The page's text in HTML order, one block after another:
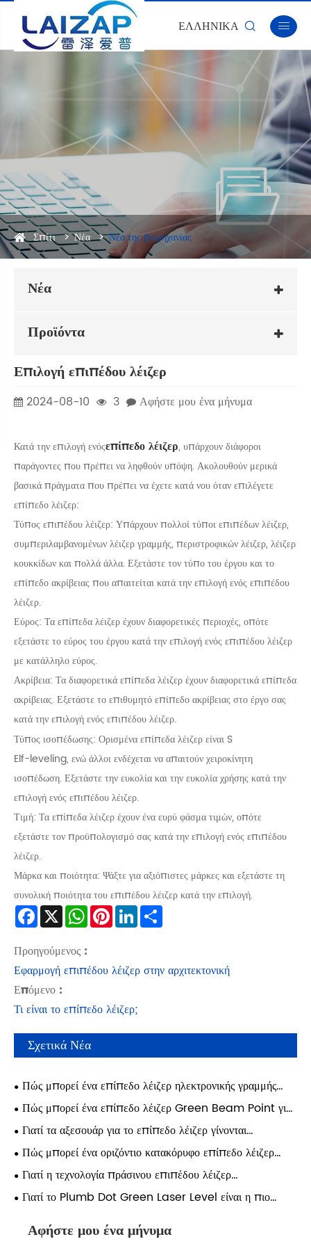
ΕΛΛΗΝΙΚΆ  
Σπίτι Νέα Νέα της βιομηχανίας
Νέα
Προϊόντα
Επιλογή επιπέδου λέιζερ
2024-08-10 3 Αφήστε μου ένα μήνυμα
Κατά την επιλογή ενόςεπίπεδο λέιζερ, υπάρχουν διάφοροι
παράγοντες που πρέπει να ληφθούν υπόψη. Ακολουθούν μερικά
βασικά πράγματα που πρέπει να έχετε κατά νου όταν επιλέγετε
επίπεδο λέιζερ:
Τύπος επιπέδου λέιζερ: Υπάρχουν πολλοί τύποι επιπέδων λέιζερ,
συμπεριλαμβανομένων λέιζερ γραμμής, περιστροφικών λέιζερ, λέιζερ
κουκκίδων και πολλά άλλα. Εξετάστε τον τύπο του έργου και το
επίπεδο ακρίβειας που απαιτείται κατά την επιλογή ενός επιπέδου
λέιζερ.
Εύρος: Τα επίπεδα λέιζερ έχουν διαφορετικές περιοχές, οπότε
εξετάστε το εύρος του έργου κατά την επιλογή ενός επιπέδου λέιζερ
με κατάλληλο εύρος.
Ακρίβεια: Τα διαφορετικά επίπεδα λέιζερ έχουν διαφορετικά επίπεδα
ακρίβειας. Εξετάστε το επιθυμητό επίπεδο ακρίβειας στο έργο σας
κατά την επιλογή ενός επιπέδου λέιζερ.
Τύπος ισοπέδωσης: Ορισμένα επίπεδα λέιζερ είναι S
Elf-leveling, ενώ άλλοι ενδέχεται να απαιτούν χειροκίνητη
ισοπέδωση. Εξετάστε την ευκολία και την ευκολία χρήσης κατά την
επιλογή ενός επιπέδου λέιζερ.
Τιμή: Τα επίπεδα λέιζερ έχουν ένα ευρύ φάσμα τιμών, οπότε
εξετάστε τον προϋπολογισμό σας κατά την επιλογή ενός επιπέδου
λέιζερ.
Μάρκα και ποιότητα: Ψάξτε για αξιόπιστες μάρκες και εξετάστε τη
συνολική ποιότητα του επιπέδου λέιζερ κατά την επιλογή.
Facebook
X WhatsApp
Pinterest
LinkedIn
Προηγούμενος :
Εφαρμογή επιπέδου λέιζερ στην αρχιτεκτονική
Επόμενο :
Τι είναι το επίπεδο λέιζερ;
Σχετικά Νέα
Πώς μπορεί ένα επίπεδο λέιζερ ηλεκτρονικής γραμμής
Ερυθρού Σταυρού να βελτιώσει την ακρίβεια και την
αποτελεσματικότητα σε σύγχρονα κατασκευαστικά έργα
Πώς μπορεί ένα επίπεδο λέιζερ Green Beam Point για
Κατασκευές να βελτιώσει την ακρίβεια και την
αποτελεσματικότητα σε σύγχρονους χώρους εργασίας
Γιατί τα αξεσουάρ για το επίπεδο λέιζερ γίνονται
απαραίτητα για τη σύγχρονη εργασία;
Πώς μπορεί ένα οριζόντιο κατακόρυφο επίπεδο λέιζερ
Green Cross Line να βελτιώσει την ακρίβεια σε σύγχρονες
κατασκευές και έργα DIY
Γιατί η τεχνολογία πράσινου επιπέδου λέιζερ
μεταμορφώνει τη σύγχρονη κατασκευή;
Γιατί το Plumb Dot Green Laser Level είναι η πιο
εξωτερικού χώρου
Αφήστε μου ένα μήνυμα